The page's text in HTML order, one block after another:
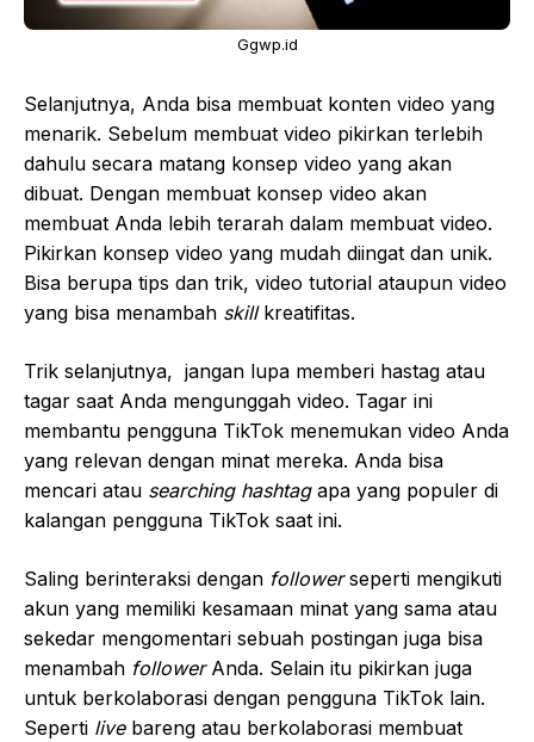
Ggwp.id
Selanjutnya, Anda bisa membuat konten video yang
menarik. Sebelum membuat video pikirkan terlebih
dahulu secara matang konsep video yang akan
dibuat. Dengan membuat konsep video akan
membuat Anda lebih terarah dalam membuat video.
Pikirkan konsep video yang mudah diingat dan unik.
Bisa berupa tips dan trik, video tutorial ataupun video
yang bisa menambah skillkreatifitas.
Trik selanjutnya, jangan lupa memberi hastag atau
tagar saat Anda mengunggah video. Tagar ini
membantu pengguna TikTok menemukan video Anda
yang relevan dengan minat mereka. Anda bisa
mencari atau searching hashtag apa yang populer di
kalangan pengguna TikTok saat ini.
Saling berinteraksi dengan followerseperti mengikuti
akun yang memiliki kesamaan minat yang sama atau
sekedar mengomentari sebuah postingan juga bisa
menambah follower Anda. Selain itu pikirkan juga
untuk berkolaborasi dengan pengguna TikTok lain.
Seperti livebareng atau berkolaborasi membuat